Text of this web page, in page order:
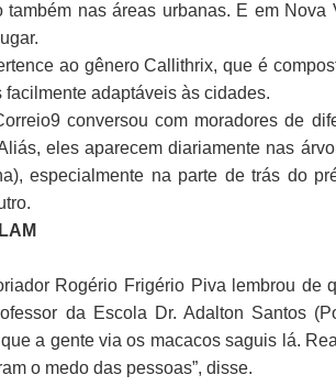
também nas áreas urbanas. E em
ao gênero Callithrix, que é
facilmente adaptáveis às cidades.
conversou com moradores de
eles aparecem diariamente nas
especialmente na parte de trás do
Rogério Frigério Piva lembrou de
da Escola Dr. Adalton Santos
a gente via os macacos saguis lá.
o medo das pessoas”, disse.